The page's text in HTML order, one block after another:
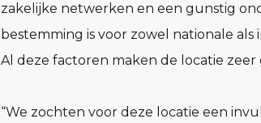
zakelijke netwerken en een gunstig
bestemming is voor zowel nationale
Al deze factoren maken de locatie
“We zochten voor deze locatie een